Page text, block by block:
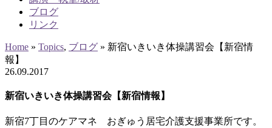
ブログ
リンク
Home » Topics, ブログ » 新宿いきいき体操講習会【新宿情
報】
26.09.2017
新宿いきいき体操講習会【新宿情報】
新宿7丁目のケアマネ おぎゅう居宅介護支援事業所です。